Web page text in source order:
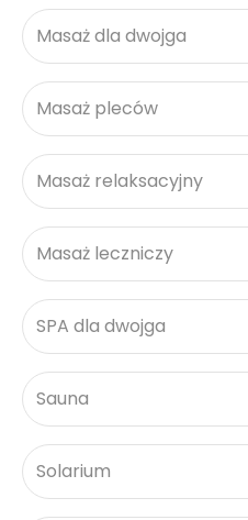
Masaż dla dwojga
Masaż pleców
Masaż relaksacyjny
Masaż leczniczy
SPA dla dwojga
Sauna
Solarium